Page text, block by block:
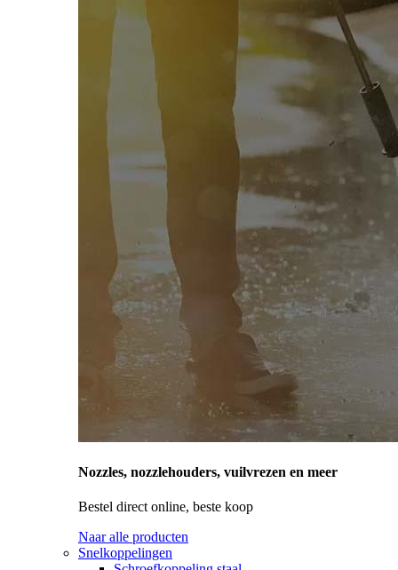
Nozzles, nozzlehouders, vuilvrezen en meer
Bestel direct online, beste koop
Naar alle producten
Snelkoppelingen